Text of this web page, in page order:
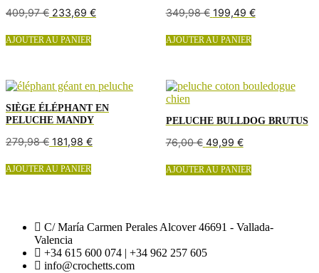
être
sur
produit
être
sur
produit
409,97€ 233,69 €
AJOUTER AU PANIER
349,98€ 199,49 €
AJOUTER AU PANIER
SIÈGE ÉLÉPHANT EN
PELUCHE MANDY
279,98€ 181,98 €
AJOUTER AU PANIER
PELUCHE BULLDOG BRUTUS
76,00€ 49,99 €
AJOUTER AU PANIER
C/ María Carmen Perales Alcover 46691 - Vallada-
Valencia
+34 615 600 074 | +34 962 257 605
info@crochetts.com